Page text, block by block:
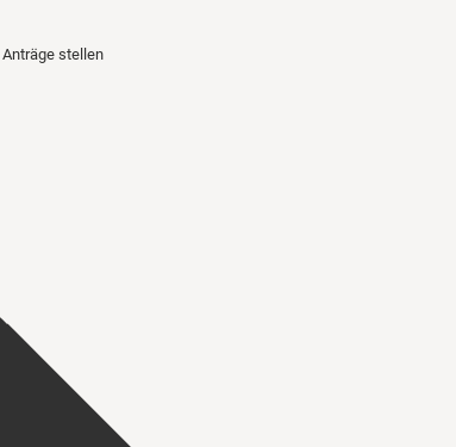
Anträge stellen